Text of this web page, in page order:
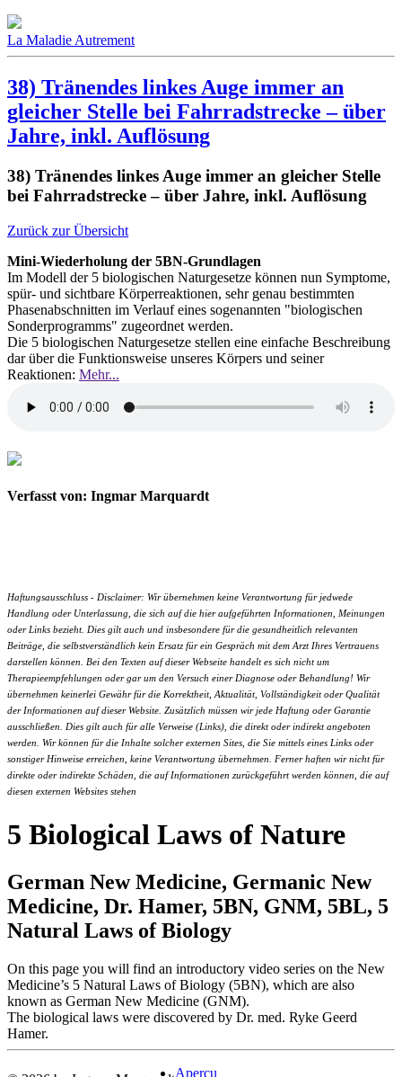
La Maladie Autrement
38) Tränendes linkes Auge immer an
gleicher Stelle bei Fahrradstrecke – über
Jahre, inkl. Auflösung
38) Tränendes linkes Auge immer an gleicher Stelle
bei Fahrradstrecke – über Jahre, inkl. Auflösung
Zurück zur Übersicht
Mini-Wiederholung der 5BN-Grundlagen
Im Modell der 5 biologischen Naturgesetze können nun Symptome,
spür- und sichtbare Körperreaktionen, sehr genau bestimmten
Phasenabschnitten im Verlauf eines sogenannten "biologischen
Sonderprogramms" zugeordnet werden.
Die 5 biologischen Naturgesetze stellen eine einfache Beschreibung
dar über die Funktionsweise unseres Körpers und seiner
Reaktionen: Mehr...
Verfasst von: Ingmar Marquardt
Haftungsausschluss - Disclaimer: Wir übernehmen keine Verantwortung für jedwede
Handlung oder Unterlassung, die sich auf die hier aufgeführten Informationen, Meinungen
oder Links bezieht. Dies gilt auch und insbesondere für die gesundheitlich relevanten
Beiträge, die selbstverständlich kein Ersatz für ein Gespräch mit dem Arzt Ihres Vertrauens
darstellen können. Bei den Texten auf dieser Webseite handelt es sich nicht um
Therapieempfehlungen oder gar um den Versuch einer Diagnose oder Behandlung! Wir
übernehmen keinerlei Gewähr für die Korrektheit, Aktualität, Vollständigkeit oder Qualität
der Informationen auf dieser Website. Zusätzlich müssen wir jede Haftung oder Garantie
ausschließen. Dies gilt auch für alle Verweise (Links), die direkt oder indirekt angeboten
werden. Wir können für die Inhalte solcher externen Sites, die Sie mittels eines Links oder
sonstiger Hinweise erreichen, keine Verantwortung übernehmen. Ferner haften wir nicht für
direkte oder indirekte Schäden, die auf Informationen zurückgeführt werden können, die auf
diesen externen Websites stehen
5 Biological Laws of Nature
German New Medicine, Germanic New
Medicine, Dr. Hamer, 5BN, GNM, 5BL, 5
Natural Laws of Biology
On this page you will find an introductory video series on the New
Medicine’s 5 Natural Laws of Biology (5BN), which are also
known as German New Medicine (GNM).
The biological laws were discovered by Dr. med. Ryke Geerd
Hamer.
Aperçu